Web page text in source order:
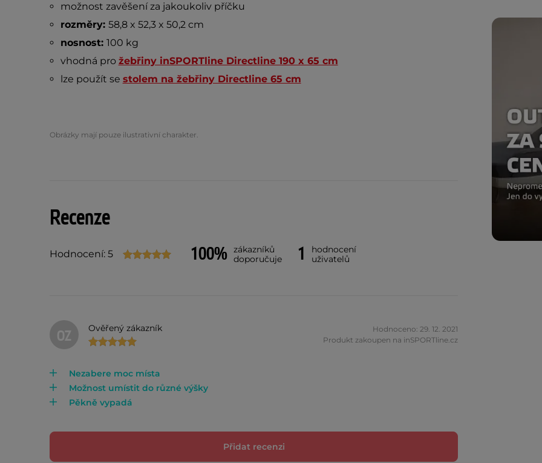
možnost zavěšení za jakoukoliv příčku
rozměry: 58,8 x 52,3 x 50,2 cm
nosnost: 100 kg
vhodná pro žebřiny inSPORTline Directline 190 x 65 cm
lze použít se stolem na žebřiny Directline 65 cm
Obrázky mají pouze ilustrativní charakter.
Recenze
Hodnocení: 5 100% zákazníků
doporučuje
1
hodnocení
uživatelů
OZ Ověřený zákazník
Hodnoceno: 29. 12. 2021
Produkt zakoupen na inSPORTline.cz
Nezabere moc místa
Možnost umístit do různé výšky
Pěkně vypadá
Přidat recenzi